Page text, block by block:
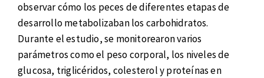
observar cómo los peces de diferentes etapas de
desarrollo metabolizaban los carbohidratos.
Durante el estudio, se monitorearon varios
parámetros como el peso corporal, los niveles de
glucosa, triglicéridos, colesterol y proteínas en